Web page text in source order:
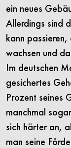
ein neues
Allerdings sind
kann
wachsen und
Im deutschen
gesichertes
Prozent seines
manchmal
sich härter an,
man seine